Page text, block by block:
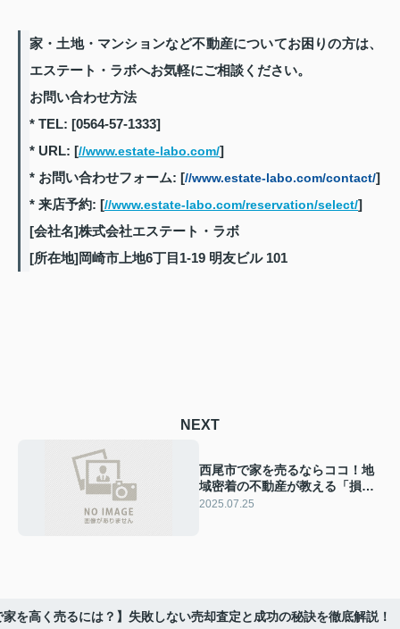
家・土地・マンションなど不動産についてお困りの方は、
エステート・ラボへお気軽にご相談ください。
お問い合わせ方法
* TEL: [0564-57-1333]
* URL: [//www.estate-labo.com/]
* お問い合わせフォーム: [//www.estate-labo.com/contact/]
* 来店予約: [//www.estate-labo.com/reservation/select/]
[会社名]株式会社エステート・ラボ
[所在地]岡崎市上地6丁目1-19 明友ビル 101
NEXT
西尾市で家を売るならココ！地
域密着の不動産が教える「損し
ない」売却ガイド
2025.07.25
を高く売るには？】失敗しない売却査定と成功の秘訣を徹底解説！